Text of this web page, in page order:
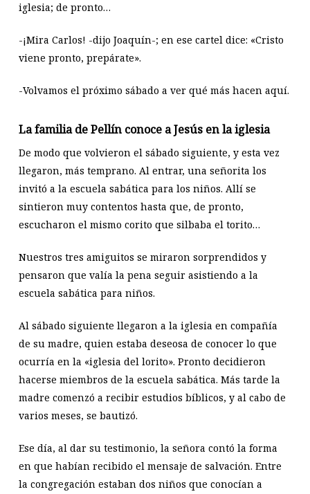
iglesia; de pronto…
-¡Mira Carlos! -dijo Joaquín-; en ese cartel dice: «Cristo
viene pronto, prepárate».
-Volvamos el próximo sábado a ver qué más hacen aquí.
La familia de Pellín conoce a Jesús en la iglesia
De modo que volvieron el sábado siguiente, y esta vez
llegaron, más temprano. Al entrar, una señorita los
invitó a la escuela sabática para los niños. Allí se
sintieron muy contentos hasta que, de pronto,
escucharon el mismo corito que silbaba el torito…
Nuestros tres amiguitos se miraron sorprendidos y
pensaron que valía la pena seguir asistiendo a la
escuela sabática para niños.
Al sábado siguiente llegaron a la iglesia en compañía
de su madre, quien estaba deseosa de conocer lo que
ocurría en la «iglesia del lorito». Pronto decidieron
hacerse miembros de la escuela sabática. Más tarde la
madre comenzó a recibir estudios bíblicos, y al cabo de
varios meses, se bautizó.
Ese día, al dar su testimonio, la señora contó la forma
en que habían recibido el mensaje de salvación. Entre
la congregación estaban dos niños que conocían a